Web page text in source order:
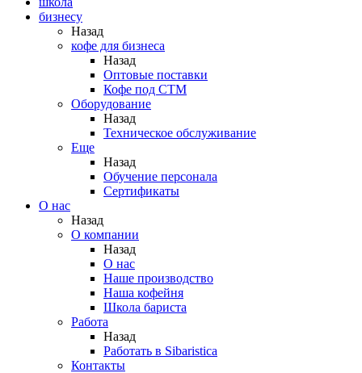
бизнесу
Назад
кофе для бизнеса
Назад
Оптовые поставки
Кофе под СТМ
Оборудование
Назад
Техническое обслуживание
Еще
Назад
Обучение персонала
Сертификаты
О нас
Назад
O компании
Назад
О нас
Наше производство
Наша кофейня
Школа бариста
Работа
Назад
Работать в Sibaristica
Контакты